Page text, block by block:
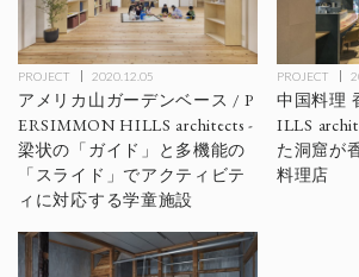
PROJECT 2020.12.05
アメリカ山ガーデンベース / P
ERSIMMON HILLS architects -
梁状の「ガイド」と多機能の
「スライド」でアクティビテ
ィに対応する学童施設
PROJECT
中国料理
ILLS
た洞窟が
料理店